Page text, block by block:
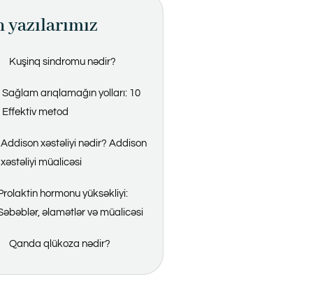
yazılarımız
Kuşinq sindromu nədir?
Sağlam arıqlamağın yolları: 10
Effektiv metod
Addison xəstəliyi nədir? Addison
xəstəliyi müalicəsi
hormonu yüksəkliyi:
əlamətlər və müalicəsi
Qanda qlükoza nədir?